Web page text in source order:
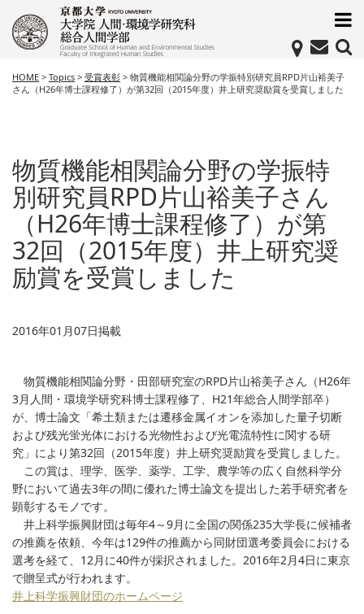
HOME > Topics > 受賞表彰 > 物質機能相関論分野の学振特別研究員RPD片山裕美子
さん（H26年博士課程修了）が第32回（2015年度）井上研究奨励賞を受賞しました
物質機能相関論分野の学振特
別研究員RPD片山裕美子さん
（H26年博士課程修了）が第
32回（2015年度）井上研究奨
励賞を受賞しました
2016年01月07日掲載
物質機能相関論分野・田部研究室のRPD片山裕美子さん（H26年
3月人間・環境学研究科博士課程修了、H21年総合人間学部卒）
が、博士論文「希土類または遷移金属イオンを添加した量子切断
および残光蛍光体における光物性および光電流特性に関する研
究」により第32回（2015年度）井上研究奨励賞を受賞しました。
この賞は、理学、医学、薬学、工学、農学等の広く自然科学分
野において過去3年の間に優れた博士論文を提出した若手研究者を
顕彰するモノです。
井上科学振興財団は毎年4～9月に全国の関係235大学長に候補者
の推薦を依頼、今年は129件の推薦から同財団選考委員会における
選考を経て、12月に40件が採択されました。2016年2月4日に東京
で贈呈式が行われます。
井上科学振興財団のホームページ